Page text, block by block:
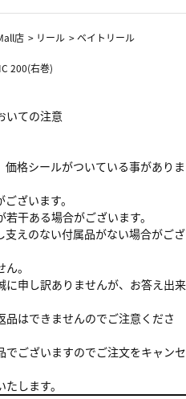
店 > リール >ベイトリール
200(右巻)
いての注意
価格シールがついている事がありま
ざいます。
干ある場合がございます。
支えのない付属品がない場合がござ
。
に申し訳ありませんが、お答え出来
品はできませんのでご注意くださ
でございますのでご注文をキャンセ
します。